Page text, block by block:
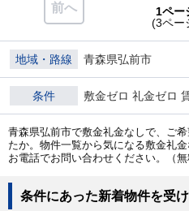
前へ
1ペー
(3ペー
地域・路線 青森県弘前市
条件 敷金ゼロ 礼金ゼロ
青森県弘前市で敷金礼金なしで、ご
たか。物件一覧から気になる敷金礼
お電話でお問い合わせください。（無
条件にあった新着物件を受